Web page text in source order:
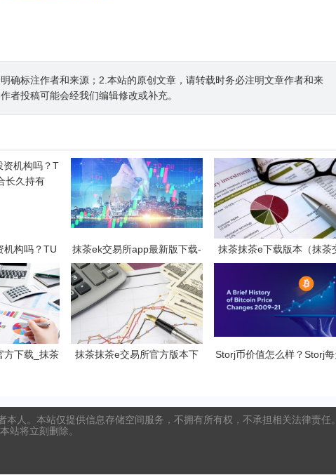
确标注作者和来源；2.本站的原创文章，请转载时务必注明文章作者和来
者投稿可能会经我们编辑修改或补充。
机构吗？TU
久持有吗？
抹茶ek交易所app最新版下载-
抹茶ek交易所所有版本
抹茶抹茶e下载版本（抹茶
易所app官方下载安装）
方下载_抹茶
抹茶抹茶e交易所官方版本下
Storj币价值怎么样？Storj每
人。本站仅提供信息存储空间服务，不拥有所有权，不承担相关法律责
站将立刻删除。